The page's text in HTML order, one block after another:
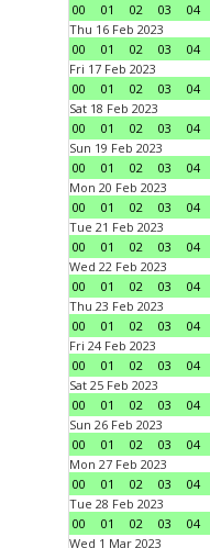
00
01 02 03 04
Thu 16 Feb 2023
00
01 02 03 04
Fri 17 Feb 2023
00
01 02 03 04
Sat 18 Feb 2023
00
01 02 03 04
Sun 19 Feb 2023
00
01 02 03 04
Mon 20 Feb 2023
00
01 02 03 04
Tue 21 Feb 2023
00
01 02 03 04
Wed 22 Feb 2023
00
01 02 03 04
Thu 23 Feb 2023
00
01 02 03 04
Fri 24 Feb 2023
00
01 02 03 04
Sat 25 Feb 2023
00
01 02 03 04
Sun 26 Feb 2023
00
01 02 03 04
Mon 27 Feb 2023
00
01 02 03 04
Tue 28 Feb 2023
00
01 02 03 04
Wed 1 Mar 2023